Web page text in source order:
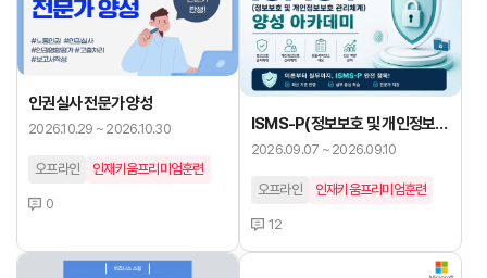
인권실사 전문가 양성
2026.10.29 ~ 2026.10.30
오프라인 인재키움프리미엄훈련
0
ISMS-P(정보보호 및 개인정보보
호 관리체계) 양성 아카데미
2026.09.07 ~ 2026.09.10
오프라인 인재키움프리미엄훈련
12